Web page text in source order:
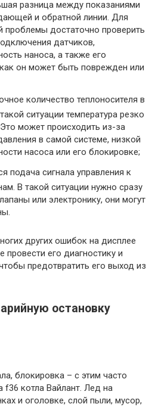
разница между показаниями
и обратной линии. Для
проблемы достаточно проверить
датчиков,
наноса, а также его
он может быть поврежден или
количество теплоносителя в
ситуации температура резко
Это может происходить из-за
в самой системе, низкой
насоса или его блокировке;
подача сигнала управления к
В такой ситуации нужно сразу
или электронику, они могут
других ошибок на дисплее
провести его диагностику и
предотвратить его выход из
остановку
блокировка – с этим часто
f36 котла Вайлант. Лед на
и оголовке, слой пыли, мусор,